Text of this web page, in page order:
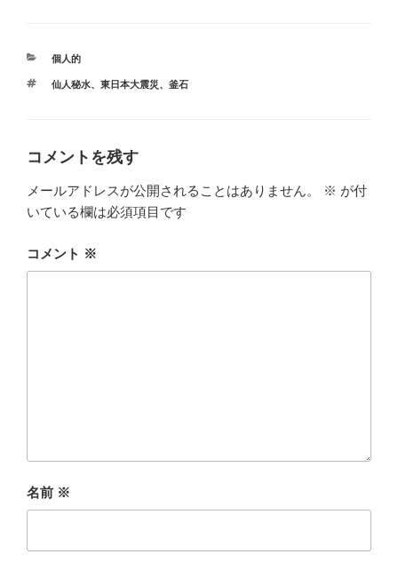
カ
ゴ
個人的
タ
仙人秘水、 東日本大震災、 釜石
コメントを残す
メールアドレスが公開されることはありません。 ※ が付
いている欄は必須項目です
コメント ※
名前 ※